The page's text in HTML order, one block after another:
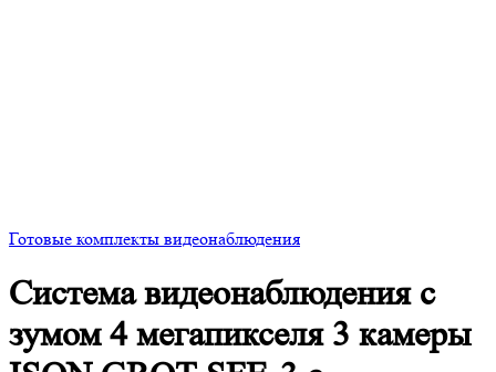
Готовые комплекты видеонаблюдения
Система видеонаблюдения с
зумом 4 мегапикселя 3 камеры